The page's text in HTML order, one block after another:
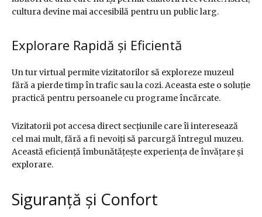
cultura devine mai accesibilă pentru un public larg.
Explorare Rapidă și Eficientă
Un tur virtual permite vizitatorilor să exploreze muzeul
fără a pierde timp în trafic sau la cozi. Aceasta este o soluție
practică pentru persoanele cu programe încărcate.
Vizitatorii pot accesa direct secțiunile care îi interesează
cel mai mult, fără a fi nevoiți să parcurgă întregul muzeu.
Această eficiență îmbunătățește experiența de învățare și
explorare.
Siguranță și Confort